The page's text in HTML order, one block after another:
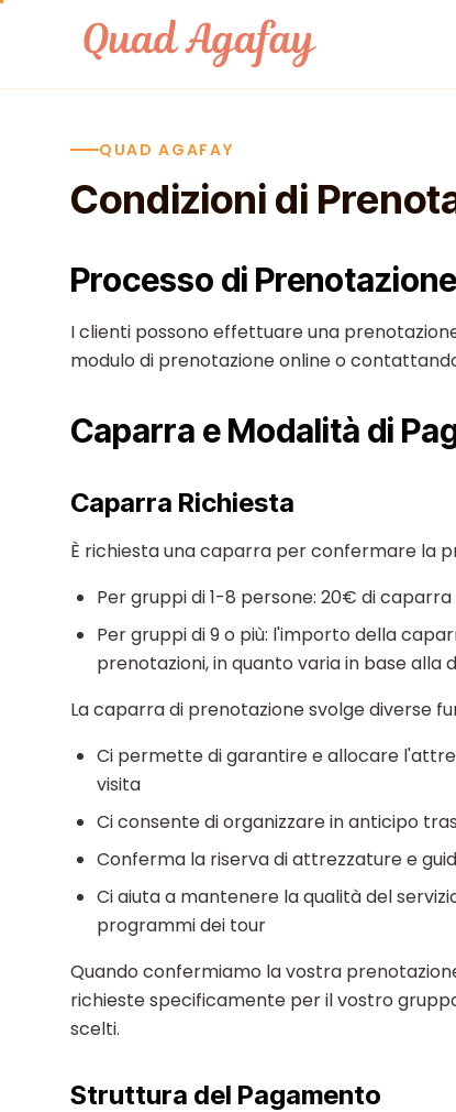
Skip to content
QUAD AGAFAY
Condizioni di
Processo di Prenotazione
I clienti possono effettuare una
modulo di prenotazione online o
Caparra e Modalità di
Caparra Richiesta
È richiesta una caparra per confermare la
Per gruppi di 1-8 persone: 20€ di
Per gruppi di 9 o più: l'importo della
prenotazioni, in quanto varia in base alla
La caparra di prenotazione svolge diverse
Ci permette di garantire e allocare
visita
Ci consente di organizzare in anticipo
Conferma la riserva di attrezzature e
Ci aiuta a mantenere la qualità del
programmi dei tour
Quando confermiamo la vostra
richieste specificamente per il vostro
scelti.
Struttura del Pagamento